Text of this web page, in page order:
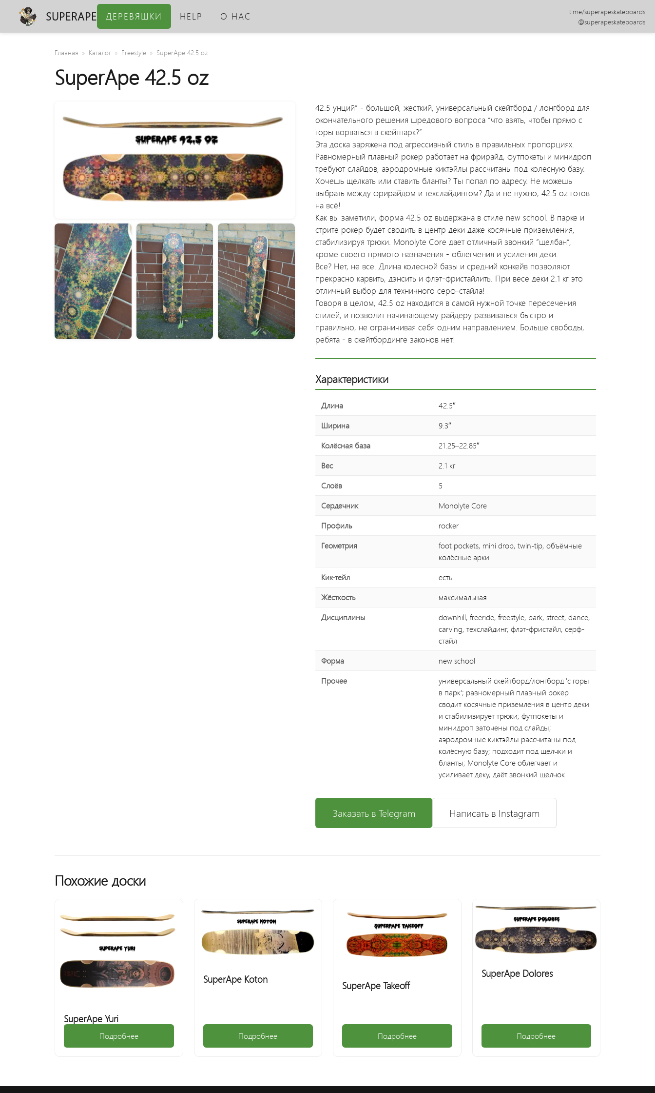
SUPERAPE ДЕРЕВЯШКИ HELP О НАС
t.me/superapeskateboards
@superapeskateboards
Главная Каталог Freestyle SuperApe 42.5 oz
SuperApe 42.5 oz
42.5 унций” - большой, жесткий, универсальный скейтборд / лонгборд для
окончательного решения шредового вопроса “что взять, чтобы прямо с
горы ворваться в скейтпарк?”
Эта доска заряжена под агрессивный стиль в правильных пропорциях.
Равномерный плавный рокер работает на фрирайд, футпокеты и минидроп
требуют слайдов, аэродромные киктэйлы рассчитаны под колесную базу.
Хочешь щелкать или ставить бланты? Ты попал по адресу. Не можешь
выбрать между фрирайдом и техслайдингом? Да и не нужно, 42.5 oz готов
на всё!
Как вы заметили, форма 42.5 oz выдержана в стиле new school. В парке и
стрите рокер будет сводить в центр деки даже косячные приземления,
стабилизируя трюки. Monolyte Core дает отличный звонкий “щелбан”,
кроме своего прямого назначения - облегчения и усиления деки.
Все? Нет, не все. Длина колесной базы и средний конкейв позволяют
прекрасно карвить, дэнсить и флэт-фристайлить. При весе деки 2.1 кг это
отличный выбор для техничного серф-стайла!
Говоря в целом, 42.5 oz находится в самой нужной точке пересечения
стилей, и позволит начинающему райдеру развиваться быстро и
правильно, не ограничивая себя одним направлением. Больше свободы,
ребята - в скейтбординге законов нет!
Характеристики
Длина
42.5″
Ширина
9.3″
Колёсная база
21.25–22.85″
Вес
2.1 кг
Слоёв
5
Сердечник
Monolyte Core
Профиль
rocker
Геометрия
foot pockets, mini drop, twin-tip, объёмные
колёсные арки
Кик-тейл
есть
Жёсткость
максимальная
Дисциплины
downhill, freeride, freestyle, park, street, dance,
carving, техслайдинг, флэт-фристайл, серф-
стайл
Форма
new school
Прочее
универсальный скейтборд/лонгборд 'с горы
в парк'; равномерный плавный рокер
сводит косячные приземления в центр деки
и стабилизирует трюки; футпокеты и
минидроп заточены под слайды;
аэродромные киктэйлы рассчитаны под
колёсную базу; подходит под щелчки и
бланты; Monolyte Core облегчает и
усиливает деку, даёт звонкий щелчок
Заказать в Telegram Написать в Instagram
Похожие доски
SuperApe Yuri
Подробнее
SuperApe Koton
Подробнее
SuperApe Takeoff
Подробнее
SuperApe Dolores
Подробнее